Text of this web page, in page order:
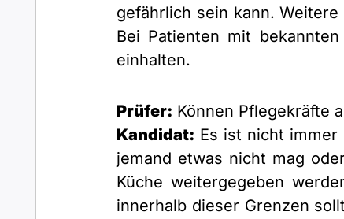
gefährlich sein kann.
Bei Patienten mit
einhalten.
Prüfer: Können Pflegekräfte
Kandidat: Es ist nicht immer
jemand etwas nicht mag
Küche weitergegeben
innerhalb dieser Grenzen